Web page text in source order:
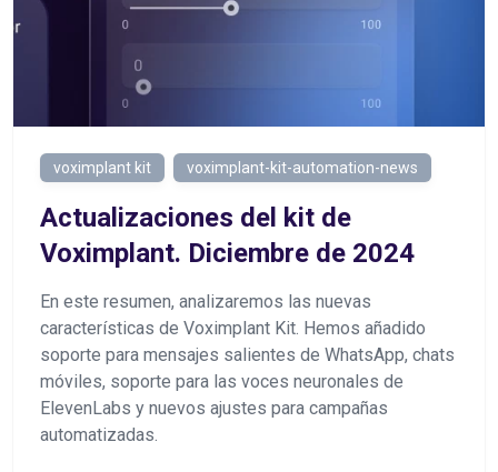
voximplant kit voximplant-kit-automation-news
Actualizaciones del kit de
Voximplant. Diciembre de 2024
En este resumen, analizaremos las nuevas
características de Voximplant Kit. Hemos añadido
soporte para mensajes salientes de WhatsApp, chats
móviles, soporte para las voces neuronales de
ElevenLabs y nuevos ajustes para campañas
automatizadas.